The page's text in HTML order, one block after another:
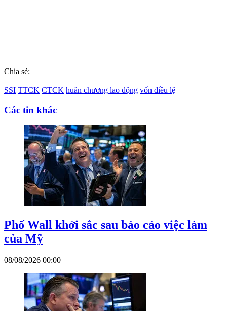
Chia sẻ:
SSI TTCK CTCK huân chương lao động vốn điều lệ
Các tin khác
Phố Wall khởi sắc sau báo cáo việc làm
của Mỹ
08/08/2026 00:00